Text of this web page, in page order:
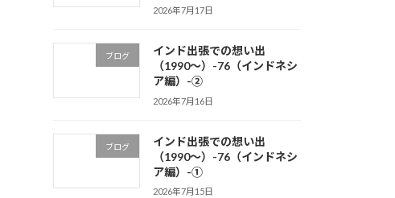
2026年7月17日
ブログ
インド出張での想い出
（1990～）-76（インドネシ
ア編）-②
2026年7月16日
ブログ
インド出張での想い出
（1990～）-76（インドネシ
ア編）-①
2026年7月15日